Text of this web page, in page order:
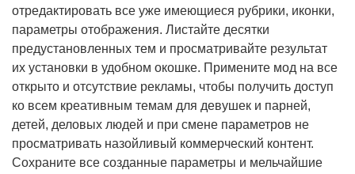
отредактировать все уже имеющиеся рубрики, иконки,
параметры отображения. Листайте десятки
предустановленных тем и просматривайте результат
их установки в удобном окошке. Примените мод на все
открыто и отсутствие рекламы, чтобы получить доступ
ко всем креативным темам для девушек и парней,
детей, деловых людей и при смене параметров не
просматривать назойливый коммерческий контент.
Сохраните все созданные параметры и мельчайшие